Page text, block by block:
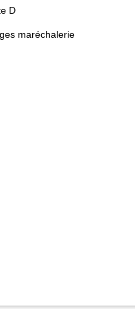
D
maréchalerie